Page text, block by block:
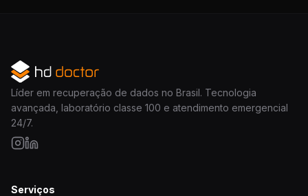
Líder em recuperação de dados no Brasil. Tecnologia
avançada, laboratório classe 100 e atendimento emergencial
24/7.
Serviços